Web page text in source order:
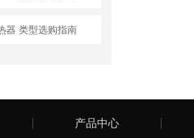
器 类型选购指南
产品中心